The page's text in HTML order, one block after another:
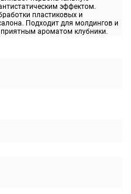
эффектом.
пластиковых и
Подходит для молдингов и
ароматом клубники.